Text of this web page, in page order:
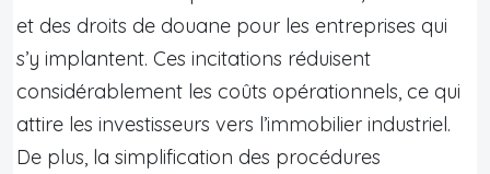
et des droits de douane pour les entreprises qui
s’y implantent. Ces incitations réduisent
considérablement les coûts opérationnels, ce qui
attire les investisseurs vers l’immobilier industriel.
De plus, la simplification des procédures